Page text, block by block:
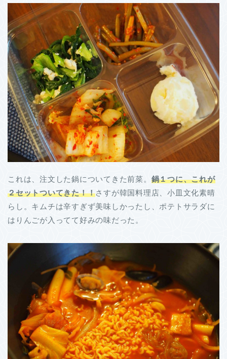
これは、注文した鍋についてきた前菜。 鍋１つに、これが
２セットついてきた！！さすが韓国料理店、小皿文化素晴
らし。キムチは辛すぎず美味しかったし、ポテトサラダに
はりんごが入ってて好みの味だった。